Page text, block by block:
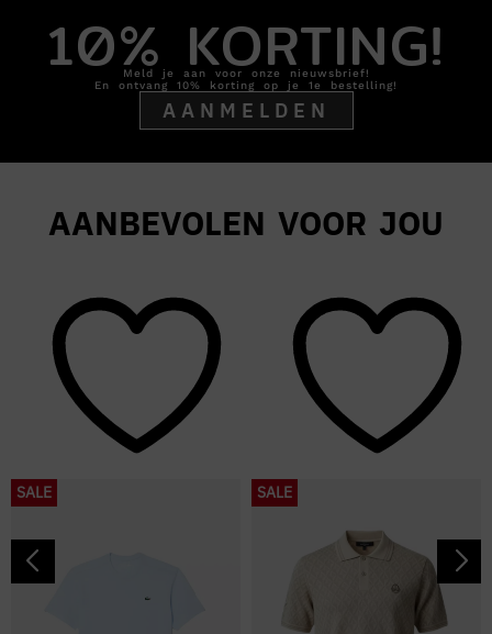
10% KORTING!
Meld je aan voor onze nieuwsbrief!
En ontvang 10% korting op je 1e bestelling!
AANMELDEN
AANBEVOLEN VOOR JOU
SALE SALE